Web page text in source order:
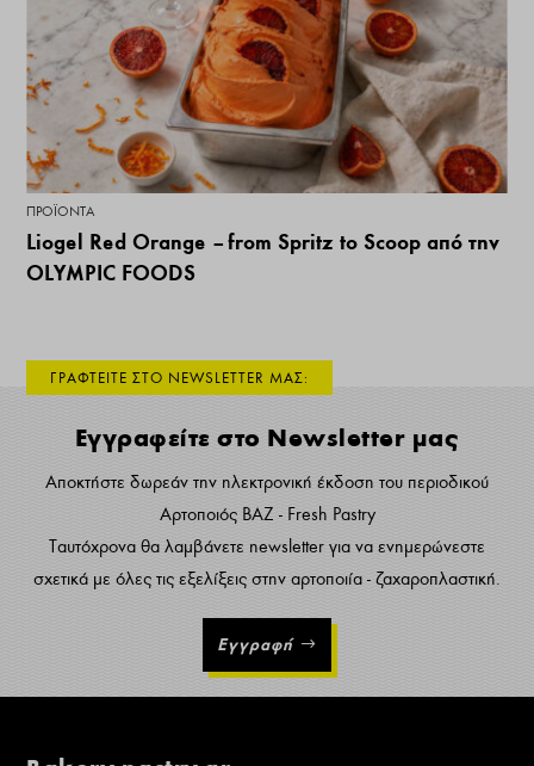
ΠΡΟΪΌΝΤΑ
Liogel Red Orange – from Spritz to Scoop από την
OLYMPIC FOODS
ΓΡΑΦΤΕΙΤΕ ΣΤΟ NEWSLETTER ΜΑΣ:
Εγγραφείτε στο Newsletter μας
Αποκτήστε δωρεάν την ηλεκτρονική έκδοση του περιοδικού
Αρτοποιός ΒΑΖ - Fresh Pastry
Ταυτόχρονα θα λαμβάνετε newsletter για να ενημερώνεστε
σχετικά με όλες τις εξελίξεις στην αρτοποιία - ζαχαροπλαστική.
Εγγραφή